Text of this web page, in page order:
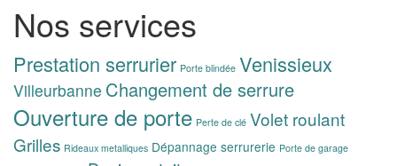
Nos services
Prestation serrurier Porte blindée Venissieux
Villeurbanne Changement de serrure
Ouverture de porte Perte de clé Volet roulant
Grilles Rideaux metalliques Dépannage serrurerie Porte de garage